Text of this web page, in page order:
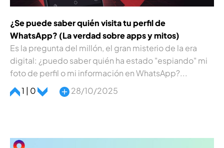
¿Se puede saber quién visita tu perfil de
WhatsApp? (La verdad sobre apps y mitos)
Es la pregunta del millón, el gran misterio de la era
digital: ¿puedo saber quién ha estado "espiando" mi
foto de perfil o mi información en WhatsApp?...
1 | 0
28/10/2025